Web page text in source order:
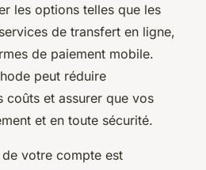
les options telles que les
de transfert en ligne,
de paiement mobile.
peut réduire
coûts et assurer que vos
et en toute sécurité.
votre compte est